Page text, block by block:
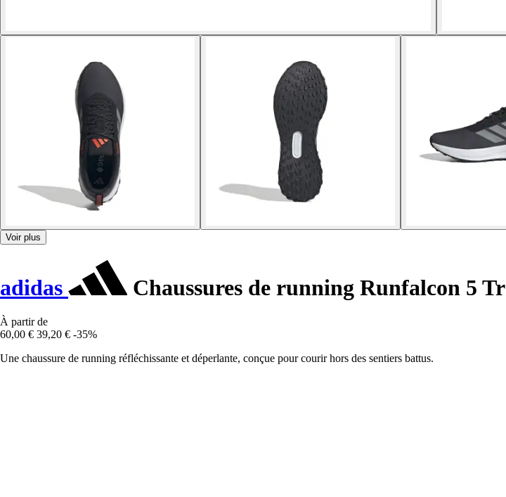
Voir plus
adidas Chaussures de running Runfalcon 5 Tr
À partir de
60,00 € 39,20 € -35%
Une chaussure de running réfléchissante et déperlante, conçue pour courir hors des sentiers battus.